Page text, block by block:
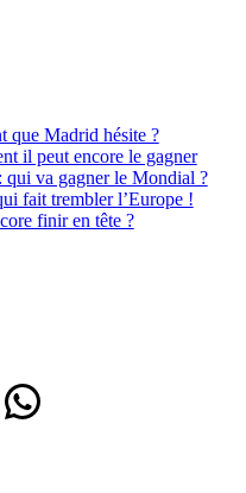
que Madrid hésite ?
il peut encore le gagner
qui va gagner le Mondial ?
fait trembler l’Europe !
finir en tête ?
WhatsApp